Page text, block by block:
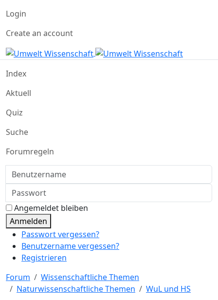
Login
Create an account
Index
Aktuell
Quiz
Suche
Forumregeln
Benutzername
Passwort
Angemeldet bleiben
Anmelden
Passwort vergessen?
Benutzername vergessen?
Registrieren
Forum
Wissenschaftliche Themen
Naturwissenschaftliche Themen
WuL und HS